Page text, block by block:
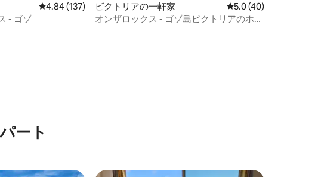
レビュー137件、5つ星中4.84つ星の平均評価
4.84 (137)
- ゴゾ
ビクトリアの一軒家 レビュー40件、5つ
5.0 (40)
オンザロックス - ゴゾ島ビクトリアのホリ
ート